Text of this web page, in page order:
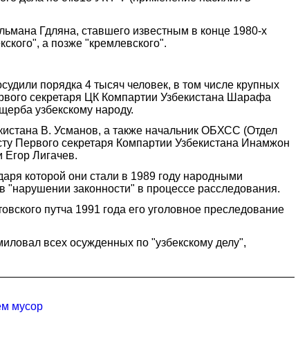
Гдляна, ставшего известным в конце 1980-х
а позже "кремлевского".
порядка 4 тысяч человек, в том числе крупных
секретаря ЦК Компартии Узбекистана Шарафа
узбекскому народу.
В. Усманов, а также начальник ОБХСС (Отдел
Первого секретаря Компартии Узбекистана Инамжон
Лигачев.
которой они стали в 1989 году народными
законности" в процессе расследования.
путча 1991 года его уголовное преследование
всех осужденных по "узбекскому делу",
мусор